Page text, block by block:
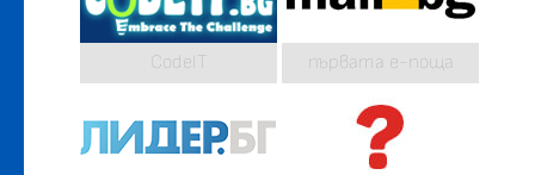
CodeIT първата е-поща